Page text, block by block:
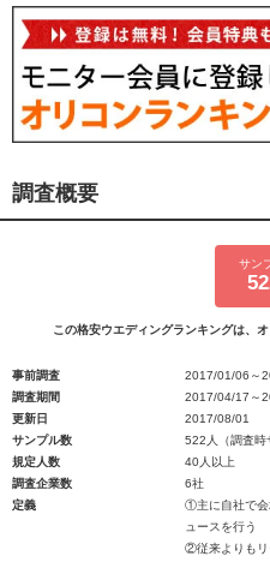
調査概要
サン
この格安ウエディングランキングは、
事前調査
2017/01/06～
調査期間
2017/04/17～
更新日
2017/08/01
サンプル数
522人（調査時
規定人数
40人以上
調査企業数
6社
定義
①主に自社で会
ュースを行う
②従来よりもリ